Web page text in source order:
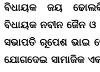
ବିଧାୟକ ଜୟ
ବିଧାୟକ ନବୀନ ଜୈନ
ସଭାପତି ରୂପେଶ ଭାଇ
ଯୋଗଦେଇ ସାମାଜିକ